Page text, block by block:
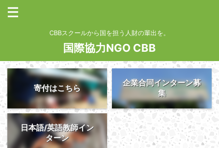
CBBスクールから国を担う人財の輩出を。
国際協力NGO CBB
寄付はこちら
企業合同インターン募
集
日本語/英語教師イン
ターン